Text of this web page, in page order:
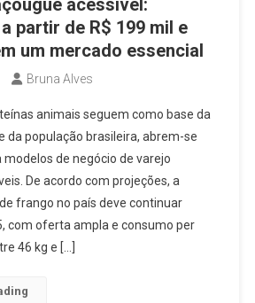
acessível:
partir de R$ 199 mil e
um mercado essencial
Bruna Alves
animais seguem como base da
da população brasileira, abrem-se
de negócio de varejo
De acordo com projeções, a
frango no país deve continuar
com oferta ampla e consumo per
46 kg e […]